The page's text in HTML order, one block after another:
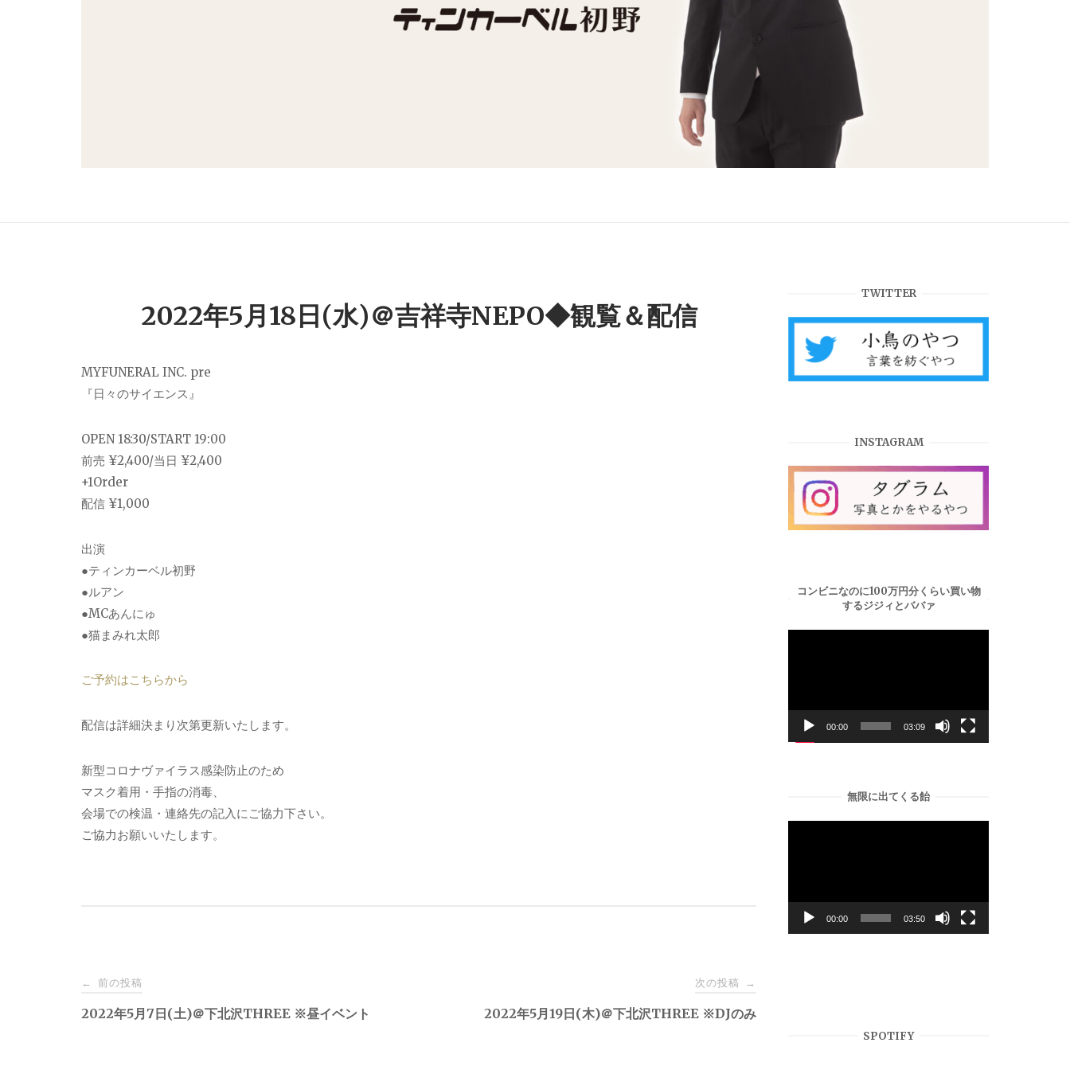
2022年5月18日(水)＠吉祥寺NEPO◆観覧＆配信
MYFUNERAL INC. pre
『日々のサイエンス』
OPEN 18:30/START 19:00
前売 ¥2,400/当日 ¥2,400
+1Order
配信 ¥1,000
出演
●ティンカーベル初野
●ルアン
●MCあんにゅ
●猫まみれ太郎
ご予約はこちらから
配信は詳細決まり次第更新いたします。
新型コロナヴァイラス感染防止のため
マスク着用・手指の消毒、
会場での検温・連絡先の記入にご協力下さい。
ご協力お願いいたします。
投
稿
← 前の投稿
2022年5月7日(土)＠下北沢THREE ※昼イベント
次の投稿 →
2022年5月19日(木)＠下北沢THREE ※DJのみ
TWITTER
INSTAGRAM
コンビニなのに100万円分くらい買い物
するジジィとババァ
ヤ
00:00 03:09
無限に出てくる飴
ヤ
00:00 03:50
SPOTIFY